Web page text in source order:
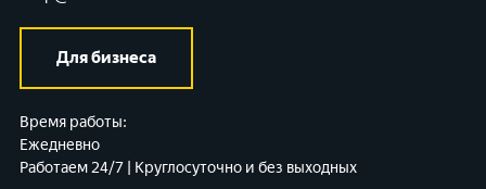
Для бизнеса
Время работы:
Ежедневно
Работаем 24/7 | Круглосуточно и без выходных